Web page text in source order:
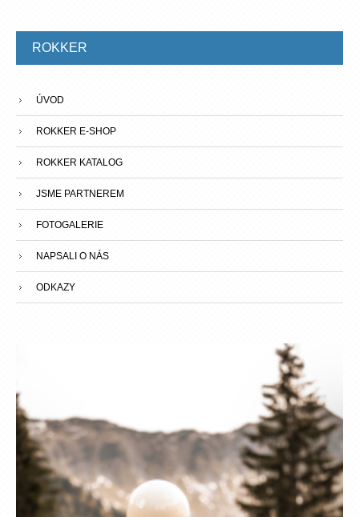
ROKKER
ÚVOD
ROKKER E-SHOP
ROKKER KATALOG
JSME PARTNEREM
FOTOGALERIE
NAPSALI O NÁS
ODKAZY